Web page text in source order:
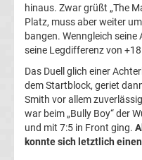
live
im
TV
Tabellen
Ergebnisse
hinaus. Zwar grüßt „The
Platz, muss aber weiter
bangen. Wenngleich
seine Legdifferenz von
Das Duell glich einer
dem Startblock, geriet
Smith vor allem
war beim „Bully Boy“ der
und mit 7:5 in Front ging.
konnte sich letztlich